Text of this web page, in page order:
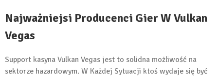
Najważniejsi Producenci Gier W Vulkan
Vegas
Support kasyna Vulkan Vegas jest to solidna możliwość na
sektorze hazardowym. W Każdej Sytuacji ktoś wydaje się być